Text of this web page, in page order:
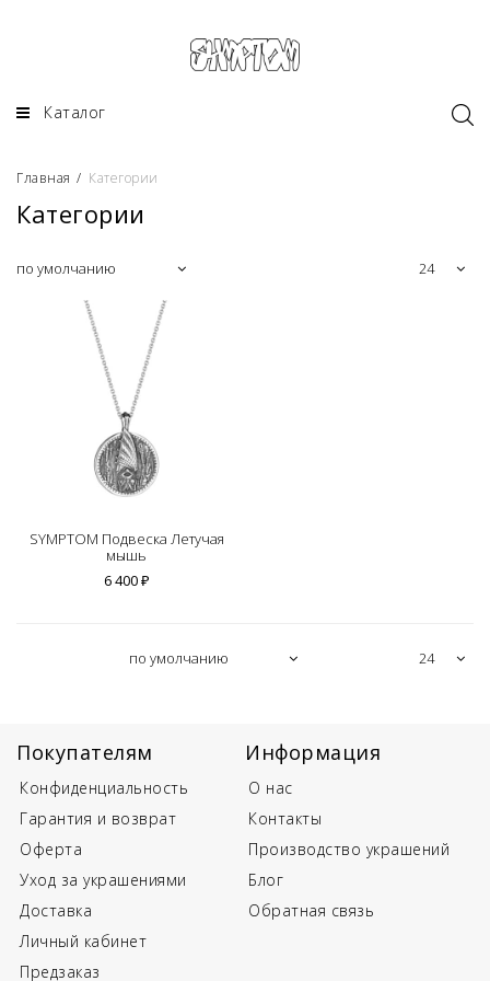
Каталог
Главная / Категории
Категории
SYMPTOM Подвеска Летучая
мышь
6 400 ₽
Покупателям
Конфиденциальность
Гарантия и возврат
Оферта
Уход за украшениями
Доставка
Личный кабинет
Предзаказ
Информация
О нас
Контакты
Производство украшений
Блог
Обратная связь